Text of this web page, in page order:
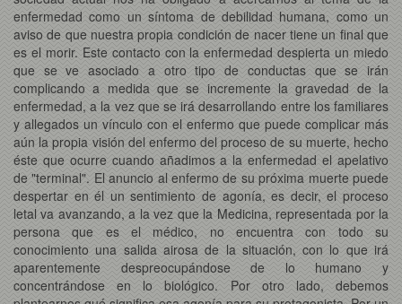
enfermedad como un síntoma de debilidad humana, como un
aviso de que nuestra propia condición de nacer tiene un final que
es el morir. Este contacto con la enfermedad despierta un miedo
que se ve asociado a otro tipo de conductas que se irán
complicando a medida que se incremente la gravedad de la
enfermedad, a la vez que se irá desarrollando entre los familiares
y allegados un vínculo con el enfermo que puede complicar más
aún la propia visión del enfermo del proceso de su muerte, hecho
éste que ocurre cuando añadimos a la enfermedad el apelativo
de "terminal". El anuncio al enfermo de su próxima muerte puede
despertar en él un sentimiento de agonía, es decir, el proceso
letal va avanzando, a la vez que la Medicina, representada por la
persona que es el médico, no encuentra con todo su
conocimiento una salida airosa de la situación, con lo que irá
aparentemente despreocupándose de lo humano y
concentrándose en lo biológico. Por otro lado, debemos